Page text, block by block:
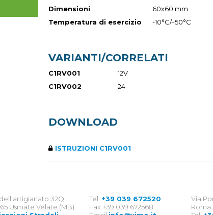
Dimensioni
60x60 mm
Temperatura di esercizio
-10°C/+50°C
VARIANTI/CORRELATI
C1RV001
12V
C1RV002
24
DOWNLOAD
ISTRUZIONI C1RV001
32Q
Usmate Velate (MB)
Tel. +39 039 672520
Fax +39 039 672568
Via
Roma